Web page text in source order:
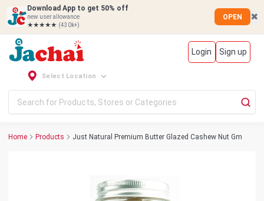
Download App to get 50% off
new user allowance
★★★★★ (430k+)
OPEN ✖
Login Sign up
Select Location
Home Products Just Natural Premium Butter Glazed Cashew Nut Gm